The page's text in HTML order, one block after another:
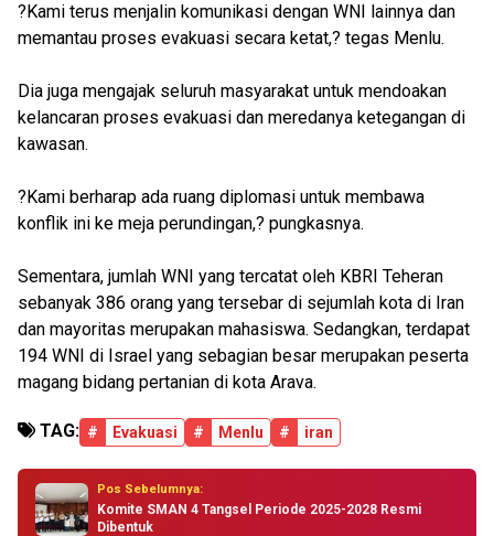
?Kami terus menjalin komunikasi dengan WNI lainnya dan
memantau proses evakuasi secara ketat,? tegas Menlu.
Dia juga mengajak seluruh masyarakat untuk mendoakan
kelancaran proses evakuasi dan meredanya ketegangan di
kawasan.
?Kami berharap ada ruang diplomasi untuk membawa
konflik ini ke meja perundingan,? pungkasnya.
Sementara, jumlah WNI yang tercatat oleh KBRI Teheran
sebanyak 386 orang yang tersebar di sejumlah kota di Iran
dan mayoritas merupakan mahasiswa. Sedangkan, terdapat
194 WNI di Israel yang sebagian besar merupakan peserta
magang bidang pertanian di kota Arava.
TAG: # Evakuasi # Menlu # iran
Pos Sebelumnya:
Komite SMAN 4 Tangsel Periode 2025-2028 Resmi
Dibentuk